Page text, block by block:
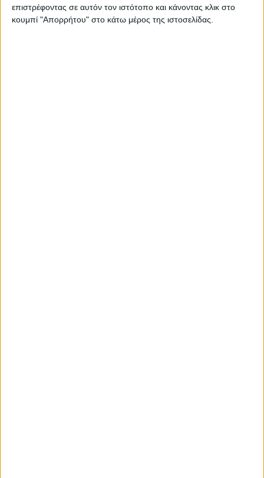
επιστρέφοντας σε αυτόν τον ιστότοπο και κάνοντας κλικ στο
κουμπί "Απορρήτου" στο κάτω μέρος της ιστοσελίδας.
ΠΑΡΟΜΟΙΑ ΑΡΘΡΑ